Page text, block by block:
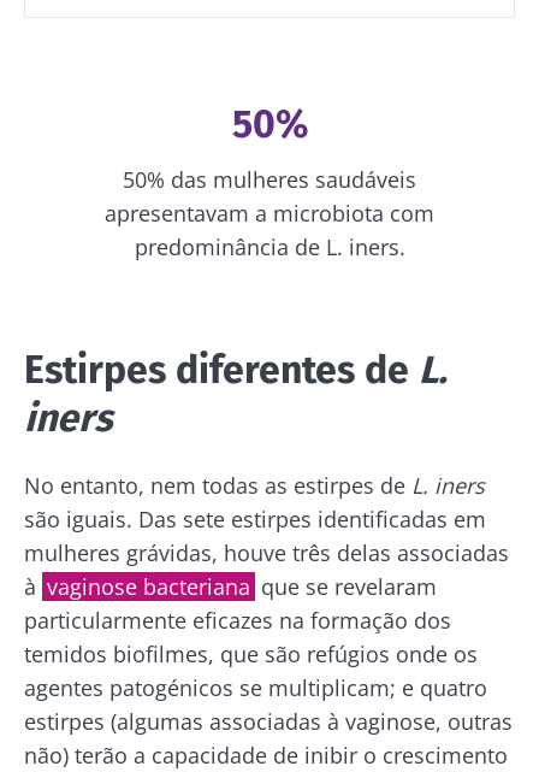
50%
50% das mulheres saudáveis
apresentavam a microbiota com
predominância de L. iners.
Estirpes diferentes de L.
iners
No entanto, nem todas as estirpes de L. iners
são iguais. Das sete estirpes identificadas em
mulheres grávidas, houve três delas associadas
à vaginose bacteriana que se revelaram
particularmente eficazes na formação dos
temidos biofilmes, que são refúgios onde os
agentes patogénicos se multiplicam; e quatro
estirpes (algumas associadas à vaginose, outras
não) terão a capacidade de inibir o crescimento
Fique connosco!